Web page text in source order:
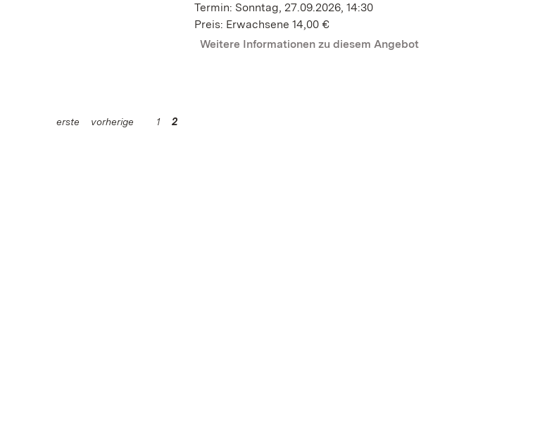
Termin: Sonntag, 27.09.2026, 14:30
Preis: Erwachsene 14,00 €
Weitere Informationen zu diesem Angebot
erste vorherige 1 2